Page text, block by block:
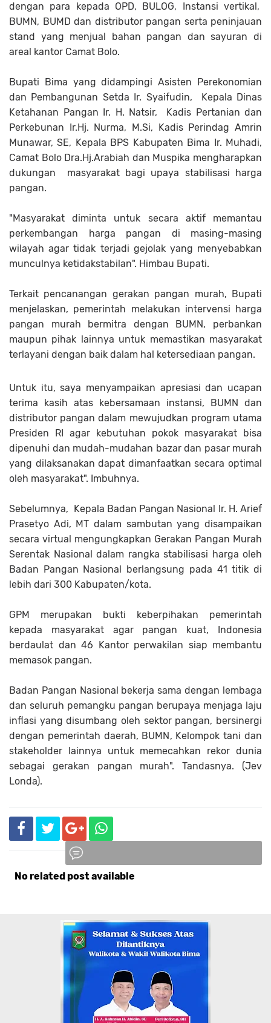
dengan para kepada OPD, BULOG, Instansi vertikal,
BUMN, BUMD dan distributor pangan serta peninjauan
stand yang menjual bahan pangan dan sayuran di
areal kantor Camat Bolo.
Bupati Bima yang didampingi Asisten Perekonomian
dan Pembangunan Setda Ir. Syaifudin, Kepala Dinas
Ketahanan Pangan Ir. H. Natsir, Kadis Pertanian dan
Perkebunan Ir.Hj. Nurma, M.Si, Kadis Perindag Amrin
Munawar, SE, Kepala BPS Kabupaten Bima Ir. Muhadi,
Camat Bolo Dra.Hj.Arabiah dan Muspika mengharapkan
dukungan masyarakat bagi upaya stabilisasi harga
pangan.
"Masyarakat diminta untuk secara aktif memantau
perkembangan harga pangan di masing-masing
wilayah agar tidak terjadi gejolak yang menyebabkan
munculnya ketidakstabilan". Himbau Bupati.
Terkait pencanangan gerakan pangan murah, Bupati
menjelaskan, pemerintah melakukan intervensi harga
pangan murah bermitra dengan BUMN, perbankan
maupun pihak lainnya untuk memastikan masyarakat
terlayani dengan baik dalam hal ketersediaan pangan.
Untuk itu, saya menyampaikan apresiasi dan ucapan
terima kasih atas kebersamaan instansi, BUMN dan
distributor pangan dalam mewujudkan program utama
Presiden RI agar kebutuhan pokok masyarakat bisa
dipenuhi dan mudah-mudahan bazar dan pasar murah
yang dilaksanakan dapat dimanfaatkan secara optimal
oleh masyarakat". Imbuhnya.
Sebelumnya, Kepala Badan Pangan Nasional Ir. H. Arief
Prasetyo Adi, MT dalam sambutan yang disampaikan
secara virtual mengungkapkan Gerakan Pangan Murah
Serentak Nasional dalam rangka stabilisasi harga oleh
Badan Pangan Nasional berlangsung pada 41 titik di
lebih dari 300 Kabupaten/kota.
GPM merupakan bukti keberpihakan pemerintah
kepada masyarakat agar pangan kuat, Indonesia
berdaulat dan 46 Kantor perwakilan siap membantu
memasok pangan.
Badan Pangan Nasional bekerja sama dengan lembaga
dan seluruh pemangku pangan berupaya menjaga laju
inflasi yang disumbang oleh sektor pangan, bersinergi
dengan pemerintah daerah, BUMN, Kelompok tani dan
stakeholder lainnya untuk memecahkan rekor dunia
sebagai gerakan pangan murah". Tandasnya. (Jev
Londa).
No related post available